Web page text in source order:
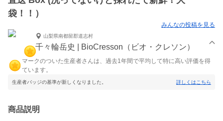
袋！！）
みんなの投稿を見る
山梨県南都留郡道志村
千々輪岳史 | BioCresson（ビオ・クレソン）
マークのついた生産者さんは、過去1年間で平均して特に高い評価を得
ています。
生産者バッジの基準が新しくなりました。 詳しくはこちら
商品説明